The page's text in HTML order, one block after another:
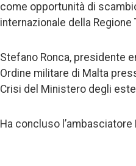
come opportunità di
internazionale della Regione
Stefano Ronca, presidente
Ordine militare di Malta
Crisi del Ministero degli
Ha concluso l’ambasciatore